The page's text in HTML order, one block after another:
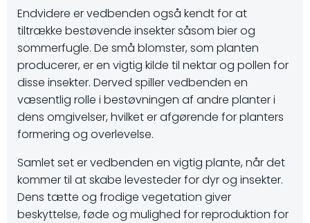
Endvidere er vedbenden også kendt for at
tiltrække bestøvende insekter såsom bier og
sommerfugle. De små blomster, som planten
producerer, er en vigtig kilde til nektar og pollen for
disse insekter. Derved spiller vedbenden en
væsentlig rolle i bestøvningen af andre planter i
dens omgivelser, hvilket er afgørende for planters
formering og overlevelse.
Samlet set er vedbenden en vigtig plante, når det
kommer til at skabe levesteder for dyr og insekter.
Dens tætte og frodige vegetation giver
beskyttelse, føde og mulighed for reproduktion for